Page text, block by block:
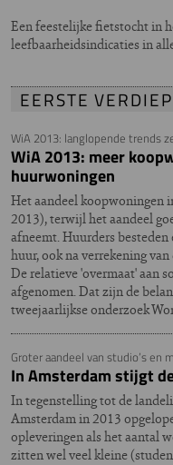
Een feestelijke fietstocht in
leefbaarheidsindicaties in
EERSTE
WiA 2013: langlopende trends
WiA 2013: meer
huurwoningen
Het aandeel koopwoningen
2013), terwijl het aandeel
afneemt. Huurders
huur, ook na verrekening
De relatieve 'overmaat' aan
afgenomen. Dat zijn de
tweejaarlijkse onderzoek
Groter aandeel van studio’s en
In Amsterdam stijgt
In tegenstelling tot de
Amsterdam in 2013
opleveringen als het aantal
zitten wel veel kleine